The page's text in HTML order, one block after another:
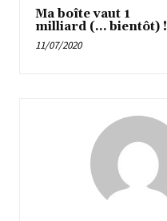
Ma boîte vaut 1
milliard (… bientôt) !
11/07/2020